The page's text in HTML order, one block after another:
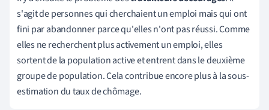
s'agit de personnes qui cherchaient un emploi mais qui ont
fini par abandonner parce qu'elles n'ont pas réussi. Comme
elles ne recherchent plus activement un emploi, elles
sortent de la population active et entrent dans le deuxième
groupe de population. Cela contribue encore plus à la sous-
estimation du taux de chômage.